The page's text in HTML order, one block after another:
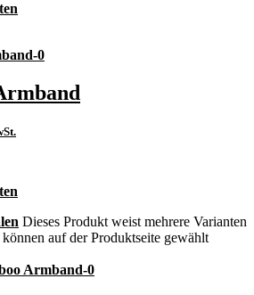
Dieses Produkt weist mehrere Varianten
auf der Produktseite gewählt